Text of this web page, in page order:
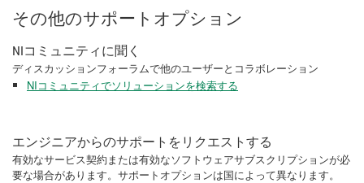
その他のサポートオプション
NIコミュニティに聞く
ディスカッションフォーラムで他のユーザーとコラボレーション
NIコミュニティでソリューションを検索する
エンジニアからのサポートをリクエストする
有効なサービス契約または有効なソフトウェアサブスクリプションが必
要な場合があります。サポートオプションは国によって異なります。